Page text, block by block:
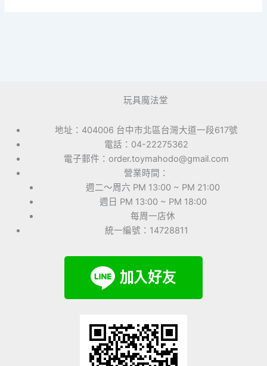
玩具魔法堂
地址：404006 台中市北區台灣大道一段617號
電話：04-22275362
電子郵件：order.toymahodo@gmail.com
營業時間：
週二～周六 PM 13:00 ~ PM 21:00
週日 PM 13:00 ~ PM 18:00
每周一店休
統一編號：14728811